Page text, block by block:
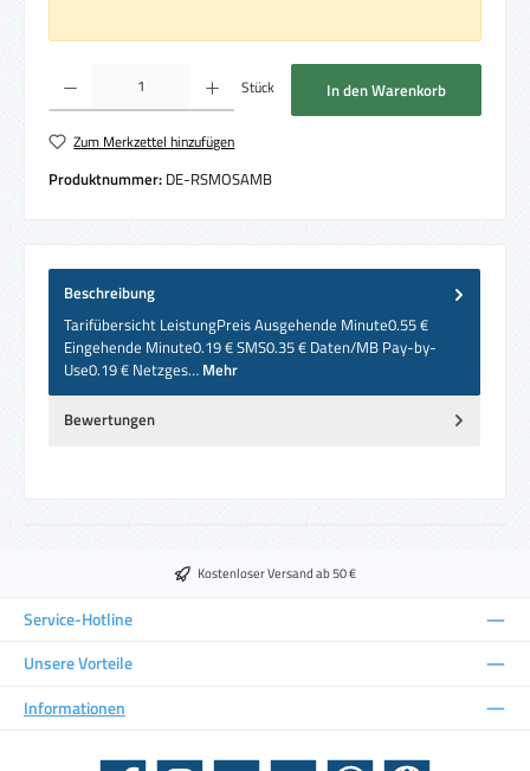
Produkt Anzahl: Gib den gewünschten Wert ein oder benutze die Schaltflächen um
Stück In den Warenkorb
Zum Merkzettel hinzufügen
Produktnummer: DE-RSMOSAMB
Beschreibung
Tarifübersicht LeistungPreis Ausgehende Minute0.55 €
Eingehende Minute0.19 € SMS0.35 € Daten/MB Pay-by-
Use0.19 € Netzges… Mehr
Bewertungen
Kostenloser Versand ab 50 €
Service-Hotline
Unsere Vorteile
Informationen